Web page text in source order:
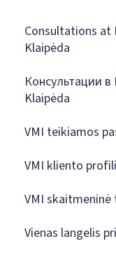
Consultations at
Klaipėda
Консультации
Klaipėda
VMI teikiamos
VMI kliento
VMI
Vienas langelis